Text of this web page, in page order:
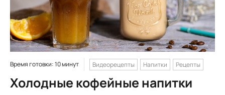
Время готовки: 10 минут Видеорецепты Напитки Рецепты
Холодные кофейные напитки